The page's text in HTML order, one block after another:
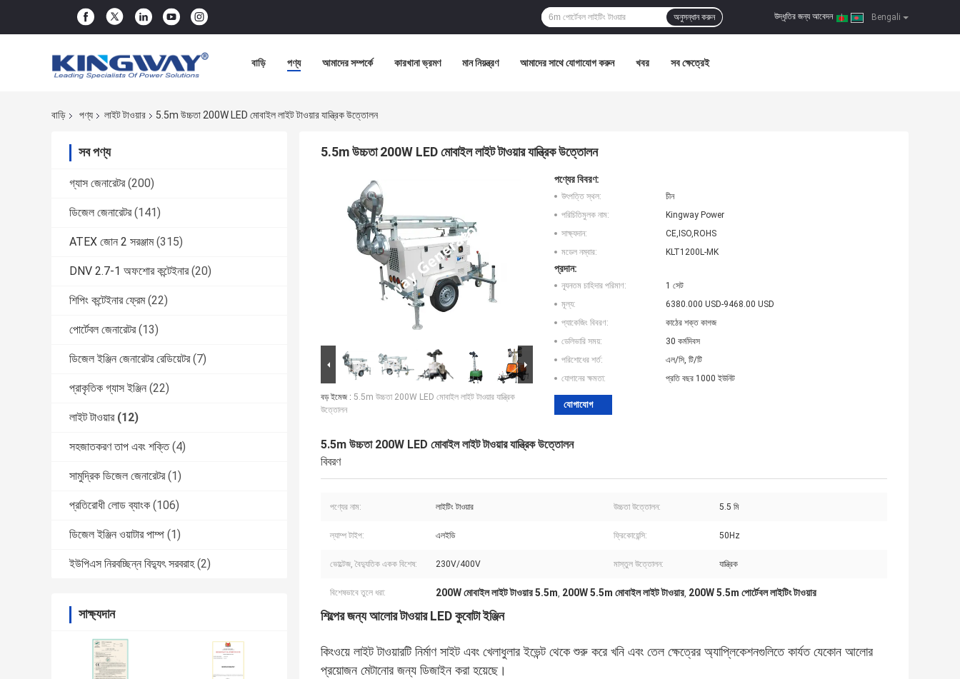
Bengali
উদ্ধৃতির জন্য আবেদন |
অনুসন্ধান করুন
বাড়ি পণ্য আমাদের সম্পর্কে কারখানা ভ্রমণ মান নিয়ন্ত্রণ আমাদের সাথে যোগাযোগ করুন খবর সব ক্ষেত্রেই
বাড়ি পণ্য লাইট টাওয়ার 5.5m উচ্চতা 200W LED মোবাইল লাইট টাওয়ার যান্ত্রিক উত্তোলন
সব পণ্য
গ্যাস জেনারেটর (200)
ডিজেল জেনারেটর (141)
ATEX জোন 2 সরঞ্জাম (315)
DNV 2.7-1 অফশোর কন্টেইনার (20)
শিপিং কন্টেইনার ফ্রেম (22)
পোর্টেবল জেনারেটর (13)
ডিজেল ইঞ্জিন জেনারেটর রেডিয়েটর (7)
প্রাকৃতিক গ্যাস ইঞ্জিন (22)
লাইট টাওয়ার (12)
সহজাতকরণ তাপ এবং শক্তি (4)
সামুদ্রিক ডিজেল জেনারেটর (1)
প্রতিরোধী লোড ব্যাংক (106)
ডিজেল ইঞ্জিন ওয়াটার পাম্প (1)
ইউপিএস নিরবচ্ছিন্ন বিদ্যুৎ সরবরাহ (2)
সাক্ষ্যদান
5.5m উচ্চতা 200W LED মোবাইল লাইট টাওয়ার যান্ত্রিক উত্তোলন
বড় ইমেজ : 5.5m উচ্চতা 200W LED মোবাইল লাইট টাওয়ার যান্ত্রিক
উত্তোলন
পণ্যের বিবরণ:
উৎপত্তি স্থল:
চীন
পরিচিতিমুলক নাম:
Kingway Power
সাক্ষ্যদান:
CE,ISO,ROHS
মডেল নম্বার:
KLT1200L-MK
প্রদান:
ন্যূনতম চাহিদার পরিমাণ:
1 সেট
মূল্য:
6380.000 USD-9468.00 USD
প্যাকেজিং বিবরণ:
কাঠের শক্ত কাগজ
ডেলিভারি সময়:
30 কর্মদিবস
পরিশোধের শর্ত:
এল/সি, টি/টি
যোগানের ক্ষমতা:
প্রতি বছর 1000 ইউনিট
যোগাযোগ
5.5m উচ্চতা 200W LED মোবাইল লাইট টাওয়ার যান্ত্রিক উত্তোলন
বিবরণ
পণ্যের নাম: লাইটিং টাওয়ার উচ্চতা উত্তোলন: 5.5 মি
ল্যাম্প টাইপ: এলইডি ফ্রিকোয়েন্সি: 50Hz
ভোল্টেজ, বৈদ্যুতিক একক বিশেষ: 230V/400V মাস্তুল উত্তোলন: যান্ত্রিক
বিশেষভাবে তুলে ধরা: 200W মোবাইল লাইট টাওয়ার 5.5m, 200W 5.5m মোবাইল লাইট টাওয়ার, 200W 5.5m পোর্টেবল লাইটিং টাওয়ার
শিল্পের জন্য আলোর টাওয়ার LED কুবোটা ইঞ্জিন
কিংওয়ে লাইট টাওয়ারটি নির্মাণ সাইট এবং খেলাধুলার ইভেন্ট থেকে শুরু করে খনি এবং তেল ক্ষেত্রের অ্যাপ্লিকেশনগুলিতে কার্যত যেকোন আলোর
প্রয়োজন মেটানোর জন্য ডিজাইন করা হয়েছে।